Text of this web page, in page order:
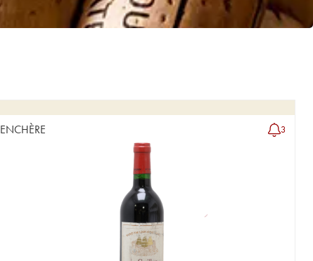
ENCHÈRE 3